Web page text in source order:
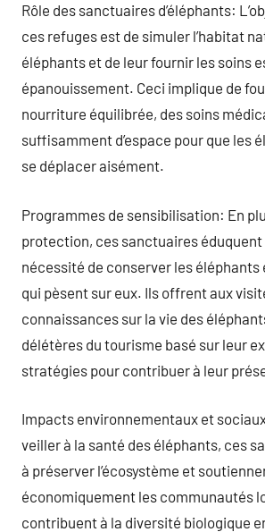
Rôle des sanctuaires d’éléphants:
ces refuges est de simuler l’habitat
éléphants et de leur fournir les soins
épanouissement. Ceci implique de
nourriture équilibrée, des soins
suffisamment d’espace pour que les
se déplacer aisément.
Programmes de sensibilisation: En
protection, ces sanctuaires éduquent
nécessité de conserver les éléphants
qui pèsent sur eux. Ils offrent aux
connaissances sur la vie des
délétères du tourisme basé sur leur
stratégies pour contribuer à leur
Impacts environnementaux et
veiller à la santé des éléphants, ces
à préserver l’écosystème et
économiquement les communautés
contribuent à la diversité biologique